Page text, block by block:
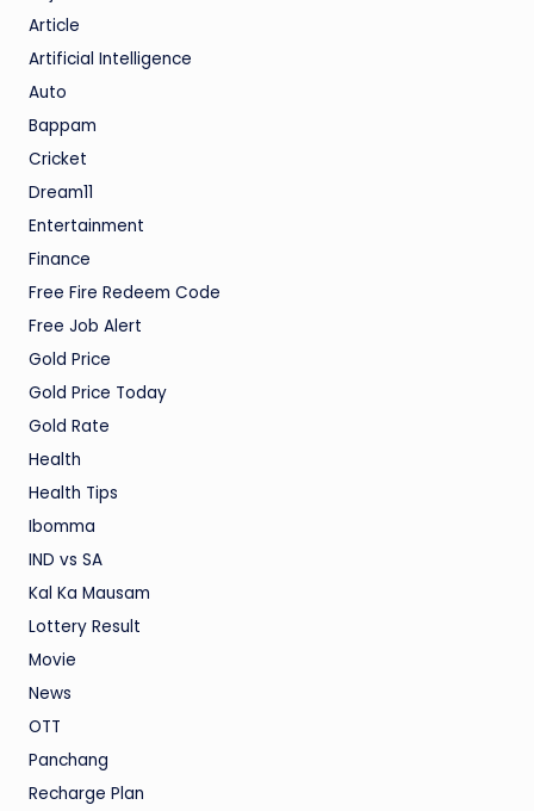
Article
Artificial Intelligence
Auto
Bappam
Cricket
Dream11
Entertainment
Finance
Free Fire Redeem Code
Free Job Alert
Gold Price
Gold Price Today
Gold Rate
Health
Health Tips
Ibomma
IND vs SA
Kal Ka Mausam
Lottery Result
Movie
News
OTT
Panchang
Recharge Plan